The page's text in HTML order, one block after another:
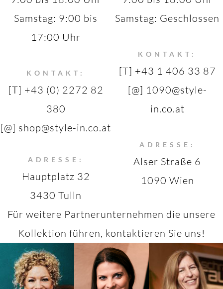
Samstag: 9:00 bis
17:00 Uhr
KONTAKT:
[T] +43 (0) 2272 82
380
[@] shop@style-in.co.at
ADRESSE:
Hauptplatz 32
3430 Tulln
Samstag: Geschlossen
KONTAKT:
[T] +43 1 406 33 87
[@] 1090@style-
in.co.at
ADRESSE:
Alser Straße 6
1090 Wien
Für weitere Partnerunternehmen die unsere
Kollektion führen, kontaktieren Sie uns!